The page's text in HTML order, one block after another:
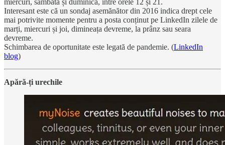
miercuri, sâmbătă și duminică, între orele 12 și 21.
Interesant este că un sondaj asemănător din 2016 indica drept cele
mai potrivite momente pentru a posta conținut pe LinkedIn zilele de
marți, miercuri și joi, dimineața devreme, la prânz sau seara
devreme.
Schimbarea de oportunitate este legată de pandemie. (LinkedIn
blog)
Apără-ți urechile